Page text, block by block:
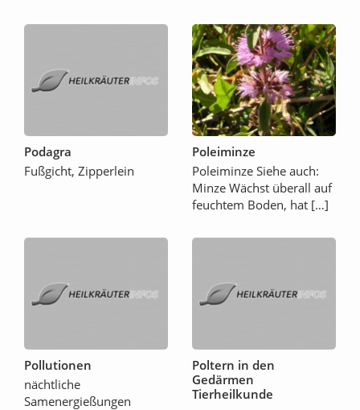
Podagra
Fußgicht, Zipperlein
Poleiminze
Poleiminze Siehe auch:
Minze Wächst überall auf
feuchtem Boden, hat […]
Pollutionen
nächtliche
Samenergießungen
Poltern in den
Gedärmen
Tierheilkunde